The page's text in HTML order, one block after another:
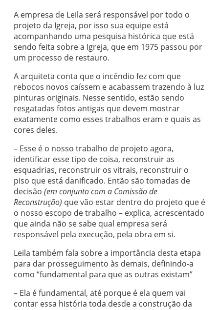
A empresa de Leila será responsável por todo o
projeto da Igreja, por isso sua equipe está
acompanhando uma pesquisa histórica que está
sendo feita sobre a Igreja, que em 1975 passou por
um processo de restauro.
A arquiteta conta que o incêndio fez com que
rebocos novos caíssem e acabassem trazendo à luz
pinturas originais. Nesse sentido, estão sendo
resgatadas fotos antigas que devem mostrar
exatamente como esses trabalhos eram e quais as
cores deles.
– Esse é o nosso trabalho de projeto agora,
identificar esse tipo de coisa, reconstruir as
esquadrias, reconstruir os vitrais, reconstruir o
piso que está danificado. Então são tomadas de
decisão (em conjunto com a Comissão de
Reconstrução) que vão estar dentro do projeto que é
o nosso escopo de trabalho – explica, acrescentado
que ainda não se sabe qual empresa será
responsável pela execução, pela obra em si.
Leila também fala sobre a importância desta etapa
para dar prosseguimento às demais, definindo-a
como “fundamental para que as outras existam”
– Ela é fundamental, até porque é ela quem vai
contar essa história toda desde a construção da